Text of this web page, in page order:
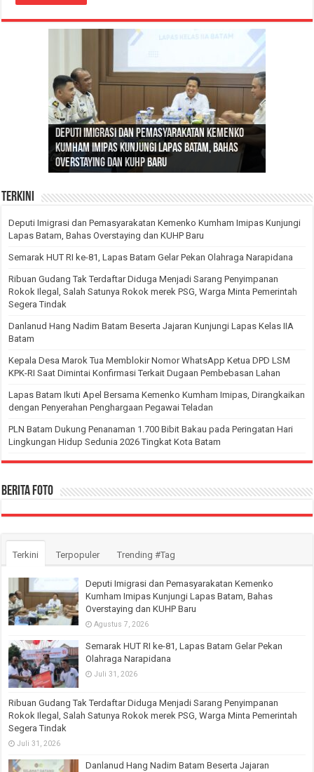
Deputi Imigrasi dan Pemasyarakatan Kemenko
Kumham Imipas Kunjungi Lapas Batam, Bahas
Overstaying dan KUHP Baru
Semarak HUT RI ke-81, Lapas Batam Gelar Pekan
Olahraga Narapidana
Ribuan Gudang Tak Terdaftar Diduga Menjadi
Sarang Penyimpanan Rokok Ilegal, Salah
Satunya Rokok merek PSG, Warga Minta
Pemerintah Segera Tindak
Danlanud Hang Nadim Batam Beserta Jajaran
Kunjungi Lapas Kelas IIA Batam
Lapas Batam Ikuti Apel Bersama Kemenko
Kumham Imipas, Dirangkaikan dengan
Penyerahan Penghargaan Pegawai Teladan
Terkini
Deputi Imigrasi dan Pemasyarakatan Kemenko Kumham Imipas Kunjungi
Lapas Batam, Bahas Overstaying dan KUHP Baru
Semarak HUT RI ke-81, Lapas Batam Gelar Pekan Olahraga Narapidana
Ribuan Gudang Tak Terdaftar Diduga Menjadi Sarang Penyimpanan
Rokok Ilegal, Salah Satunya Rokok merek PSG, Warga Minta Pemerintah
Segera Tindak
Danlanud Hang Nadim Batam Beserta Jajaran Kunjungi Lapas Kelas IIA
Batam
Kepala Desa Marok Tua Memblokir Nomor WhatsApp Ketua DPD LSM
KPK-RI Saat Dimintai Konfirmasi Terkait Dugaan Pembebasan Lahan
Lapas Batam Ikuti Apel Bersama Kemenko Kumham Imipas, Dirangkaikan
dengan Penyerahan Penghargaan Pegawai Teladan
PLN Batam Dukung Penanaman 1.700 Bibit Bakau pada Peringatan Hari
Lingkungan Hidup Sedunia 2026 Tingkat Kota Batam
Berita Foto
Terkini Terpopuler Trending #Tag
Deputi Imigrasi dan Pemasyarakatan Kemenko
Kumham Imipas Kunjungi Lapas Batam, Bahas
Overstaying dan KUHP Baru
Agustus 7, 2026
Semarak HUT RI ke-81, Lapas Batam Gelar Pekan
Olahraga Narapidana
Juli 31, 2026
Ribuan Gudang Tak Terdaftar Diduga Menjadi Sarang Penyimpanan
Rokok Ilegal, Salah Satunya Rokok merek PSG, Warga Minta Pemerintah
Segera Tindak
Juli 31, 2026
Danlanud Hang Nadim Batam Beserta Jajaran